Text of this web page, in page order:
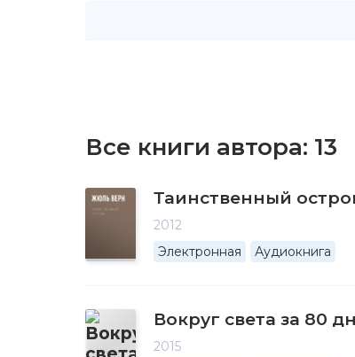
Все книги автора: 13
Таинственный
2012
Электронная
Аудиокнига
Вокруг света за 80
2015